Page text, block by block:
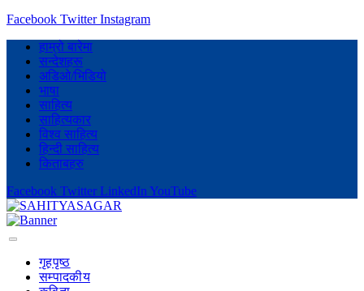
Facebook Twitter Instagram
हाम्रो बारेमा
सन्देशहरू
अडिओ/भिडियो
भाषा
साहित्य
साहित्यकार
विश्व साहित्य
हिन्दी साहित्य
किताबहरु
Facebook Twitter LinkedIn YouTube
गृहपृष्‍ठ
सम्पादकीय